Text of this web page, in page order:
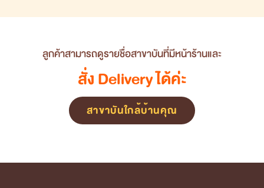
ลูกค้าสามารถดูรายชื่อสาขาบันที่มีหน้าร้านและ
สั่ง Delivery ได้ค่ะ
สาขาบันใกล้บ้านคุณ